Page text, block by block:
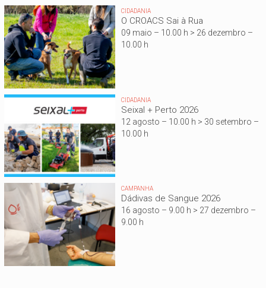
CIDADANIA
O CROACS Sai à Rua
09 maio – 10.00 h > 26 dezembro –
10.00 h
CIDADANIA
Seixal + Perto 2026
12 agosto – 10.00 h > 30 setembro –
10.00 h
CAMPANHA
Dádivas de Sangue 2026
16 agosto – 9.00 h > 27 dezembro –
9.00 h